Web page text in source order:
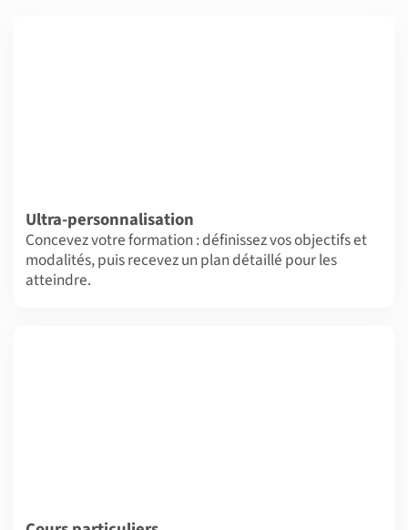
Ultra-personnalisation
Concevez votre formation : définissez vos objectifs et
modalités, puis recevez un plan détaillé pour les
atteindre.